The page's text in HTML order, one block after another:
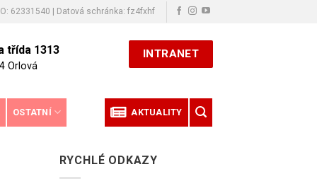
62331540 | Datová schránka: fz4fxhf
třída 1313
Orlová
INTRANET
OSTATNÍ AKTUALITY
RYCHLÉ ODKAZY